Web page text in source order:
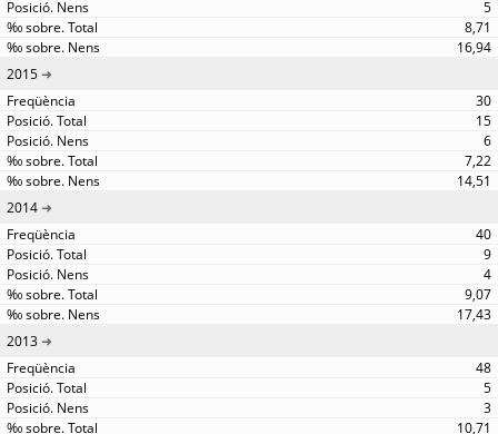
5
8,71
16,94
2015
30
15
6
7,22
14,51
2014
40
9
4
9,07
17,43
2013
48
5
3
10,71